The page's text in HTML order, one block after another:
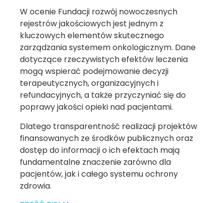
W ocenie Fundacji rozwój nowoczesnych
rejestrów jakościowych jest jednym z
kluczowych elementów skutecznego
zarządzania systemem onkologicznym. Dane
dotyczące rzeczywistych efektów leczenia
mogą wspierać podejmowanie decyzji
terapeutycznych, organizacyjnych i
refundacyjnych, a także przyczyniać się do
poprawy jakości opieki nad pacjentami.
Dlatego transparentność realizacji projektów
finansowanych ze środków publicznych oraz
dostęp do informacji o ich efektach mają
fundamentalne znaczenie zarówno dla
pacjentów, jak i całego systemu ochrony
zdrowia.